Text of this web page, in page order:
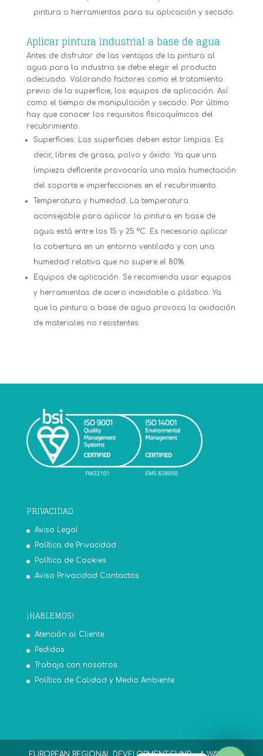
pintura o herramientas para su aplicación y secado.
Aplicar pintura industrial a base de agua
Antes de disfrutar de las ventajas de la pintura al
agua para la industria se debe elegir el producto
adecuado. Valorando factores como el tratamiento
previo de la superficie, los equipos de aplicación. Así
como el tiempo de manipulación y secado. Por último
hay que conocer los requisitos fisicoquímicos del
recubrimiento.
Superficies. Las superficies deben estar limpias. Es
decir, libres de grasa, polvo y óxido. Ya que una
limpieza deficiente provocaría una mala humectación
del soporte e imperfecciones en el recubrimiento.
Temperatura y humedad. La temperatura
aconsejable para aplicar la pintura en base de
agua está entre los 15 y 25 ºC. Es necesario aplicar
la cobertura en un entorno ventilado y con una
humedad relativa que no supere el 80%.
Equipos de aplicación. Se recomienda usar equipos
y herramientas de acero inoxidable o plástico. Ya
que la pintura a base de agua provoca la oxidación
de materiales no resistentes.
PRIVACIDAD
Aviso Legal
Política de Privacidad
Política de Cookies
Aviso Privacidad Contactos
¡HABLEMOS!
Atención al Cliente
Pedidos
Trabaja con nosotros
Política de Calidad y Medio Ambiente
EUROPEAN REGIONAL DEVELOPMENT FUND - A WAY TO